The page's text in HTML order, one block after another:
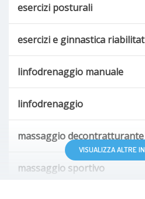
esercizi posturali
esercizi e ginnastica
linfodrenaggio manuale
linfodrenaggio
massaggio decontratturante
massaggio sportivo
VISUALIZZA ALTRE